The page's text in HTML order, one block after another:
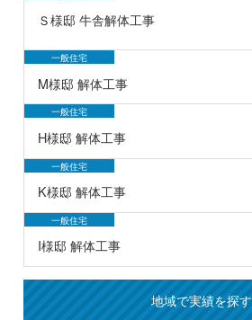
Ｓ様邸 牛舎解体工事
一般住宅
M様邸 解体工事
一般住宅
H様邸 解体工事
一般住宅
K様邸 解体工事
一般住宅
I様邸 解体工事
地域で実績を探す